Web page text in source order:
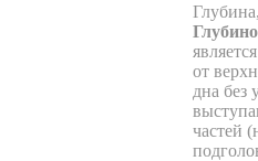
от
дна без
частей